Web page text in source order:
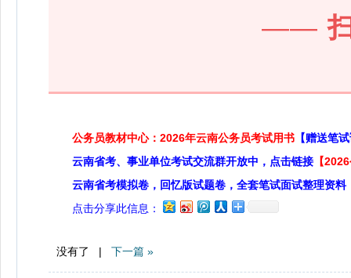
——
公务员教材中心：2026年云南公务员考试用书 【赠送笔
云南省考、事业单位考试交流群开放中，点击链接 【
云南省考模拟卷，回忆版试题卷，全套笔试面试整理资料
点击分享此信息：
没有了 | 下一篇 »